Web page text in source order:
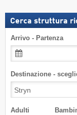
Cerca struttura
Arrivo - Partenza
Destinazione -
Adulti